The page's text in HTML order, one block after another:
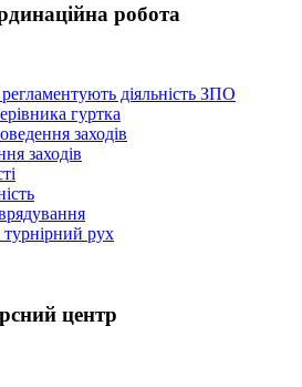
робота
діяльність ЗПО
гуртка
заходів
заходів
рух
центр